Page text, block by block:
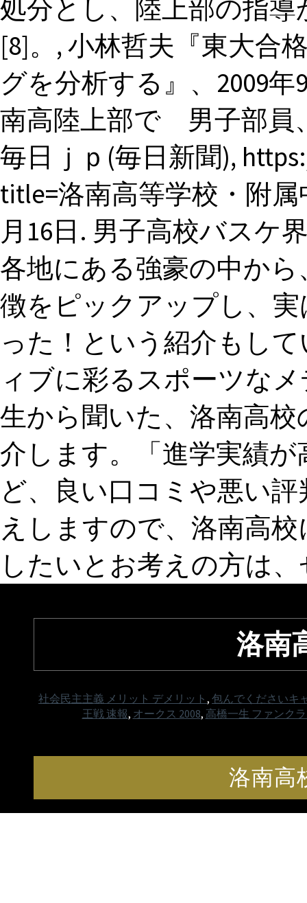
処分とし、陸上部の指
[8]。, 小林哲夫『東大合
グを分析する』、2009年
南高陸上部で 男子部員
毎日ｊｐ(毎日新聞),
title=洛南高等学校・附属
月16日. 男子高校バスケ
各地にある強豪の中か
徴をピックアップし、
った！という紹介もし
ィブに彩るスポーツな
生から聞いた、洛南高
介します。「進学実績
ど、良い口コミや悪い
えしますので、洛南高
したいとお考えの方は
洛南
社会民主主義 メリット デメリット , 包んでくださいキ
王戦 速報, オークス 2008, 高橋一生 ファンク
洛南高